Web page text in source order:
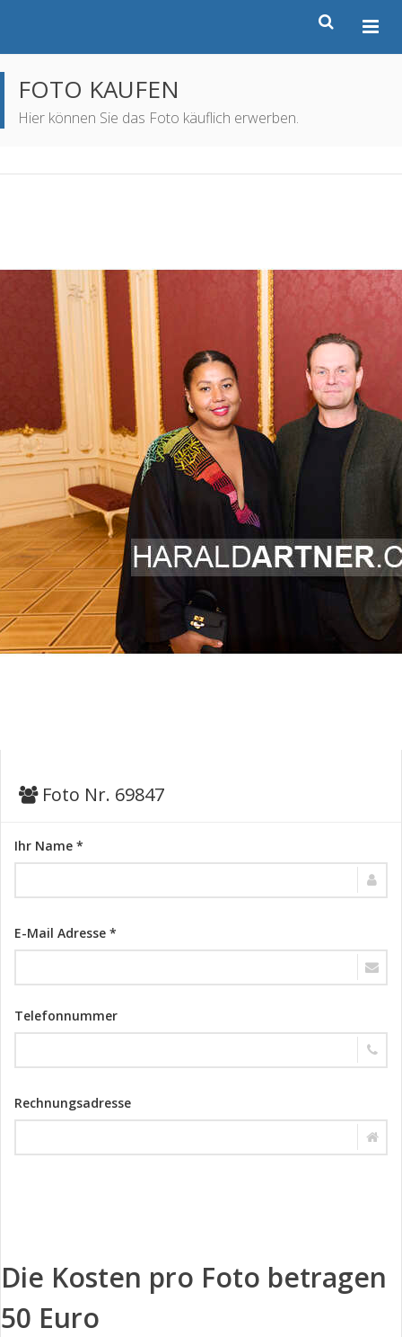
FOTO KAUFEN
Hier können Sie das Foto käuflich erwerben.
Foto Nr. 69847
Ihr Name *
E-Mail Adresse *
Telefonnummer
Rechnungsadresse
Die Kosten pro Foto betragen
50 Euro